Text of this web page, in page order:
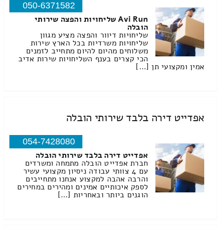
050-6371582
Avi Run שליחויות והפצה שירותי
הובלה
שליחויות דיוור והפצה מציע מגוון
שליחויות משרדיות בכל הארץ שירות
משלוחים מהיום להיום מתחייב לזמנים
הכי קצרים בענף השליחויות שירות אדיב
אמין ומקצועי תן […]
אפדייט דירה בלבד שירותי הובלה
054-7428080
אפדייט דירה בלבד שירותי הובלה
חברת אפדייט הובלה מתמחה ומשרדים
עם 4 צוותי עבודה ניסיון מקצועי עשיר
והרבה אהבה למקצוע אנחנו מתחייבים
לספק איכותיים אמינים ומהירים במחירים
הוגנים ביותר ובאחריות […]